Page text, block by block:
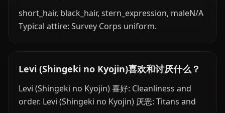
short_hair, black_hair, stern_expression, maleN/A
Typical attire: Survey Corps uniform.
Levi (Shingeki no Kyojin)喜欢和讨厌什么？
Levi (Shingeki no Kyojin) 喜好: Cleanliness and
order. Levi (Shingeki no Kyojin) 厌恶: Titans and